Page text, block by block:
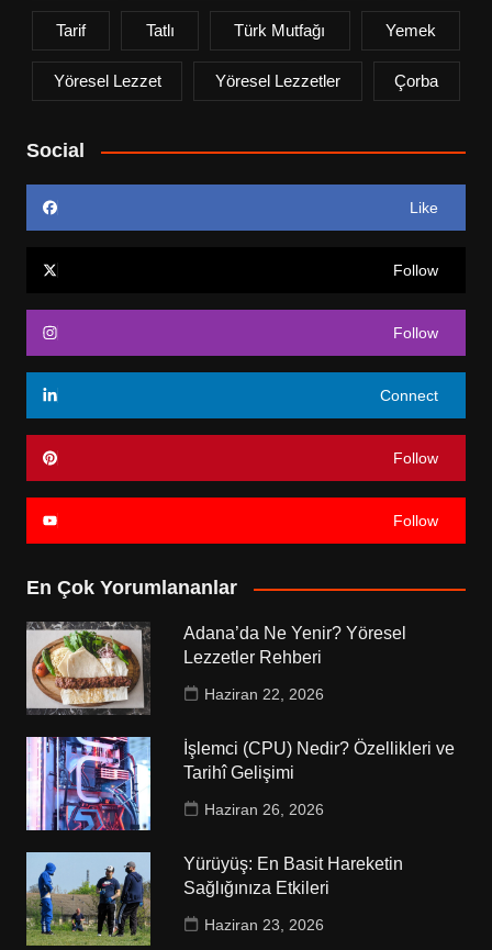
Tarif Tatlı Türk Mutfağı Yemek
Yöresel Lezzet Yöresel Lezzetler Çorba
Social
Like
Follow
Follow
Connect
Follow
Follow
En Çok Yorumlananlar
Adana’da Ne Yenir? Yöresel
Lezzetler Rehberi
Haziran 22, 2026
İşlemci (CPU) Nedir? Özellikleri ve
Tarihî Gelişimi
Haziran 26, 2026
Yürüyüş: En Basit Hareketin
Sağlığınıza Etkileri
Haziran 23, 2026